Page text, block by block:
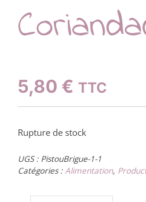
5,80 € TTC
Rupture de stock
UGS : PistouBrigue-1-1
Catégories :Alimentation,